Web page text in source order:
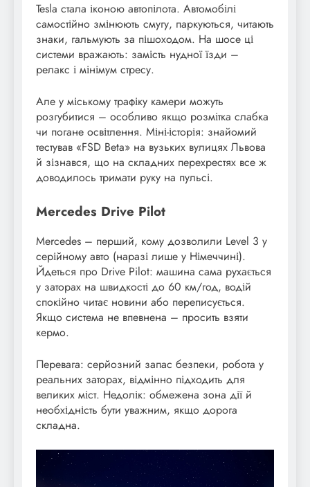
Tesla стала іконою автопілота. Автомобілі
самостійно змінюють смугу, паркуються, читають
знаки, гальмують за пішоходом. На шосе ці
системи вражають: замість нудної їзди –
релакс і мінімум стресу.
Але у міському трафіку камери можуть
розгубитися – особливо якщо розмітка слабка
чи погане освітлення. Міні-історія: знайомий
тестував «FSD Beta» на вузьких вулицях Львова
й зізнався, що на складних перехрестях все ж
доводилось тримати руку на пульсі.
Mercedes Drive Pilot
Mercedes – перший, кому дозволили Level 3 у
серійному авто (наразі лише у Німеччині).
Йдеться про Drive Pilot: машина сама рухається
у заторах на швидкості до 60 км/год, водій
спокійно читає новини або переписується.
Якщо система не впевнена – просить взяти
кермо.
Перевага: серйозний запас безпеки, робота у
реальних заторах, відмінно підходить для
великих міст. Недолік: обмежена зона дії й
необхідність бути уважним, якщо дорога
складна.